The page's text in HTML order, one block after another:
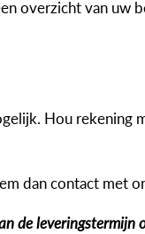
overzicht van uw
Hou rekening
dan contact met
de leveringstermijn